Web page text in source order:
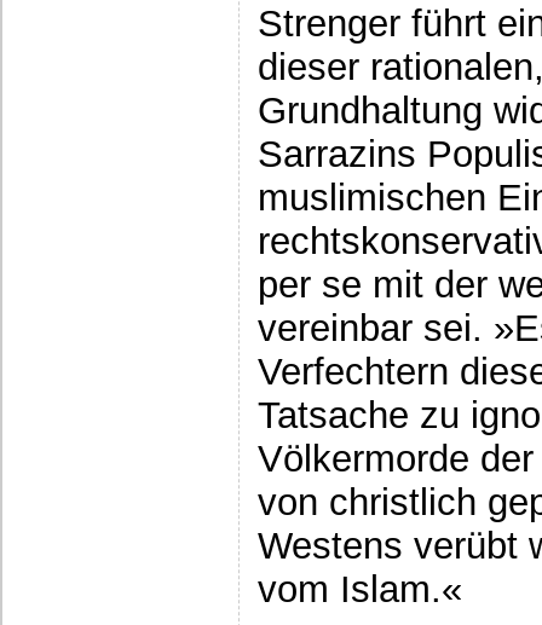
Strenger führt
dieser
Grundhaltung
Sarrazins
muslimischen
per se mit der
vereinbar sei.
Verfechtern
Tatsache zu
Völkermorde
von christlich
Westens verübt
vom Islam.«